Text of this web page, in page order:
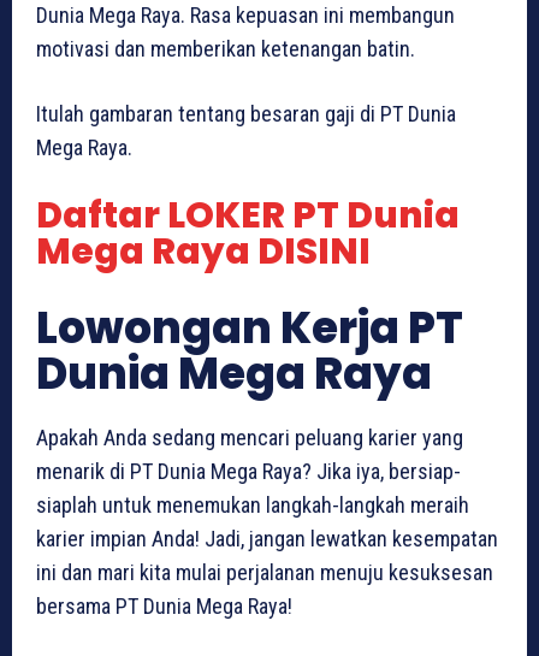
Dunia Mega Raya. Rasa kepuasan ini membangun
motivasi dan memberikan ketenangan batin.
Itulah gambaran tentang besaran gaji di PT Dunia
Mega Raya.
Daftar LOKER PT Dunia
Mega Raya DISINI
Lowongan Kerja PT
Dunia Mega Raya
Apakah Anda sedang mencari peluang karier yang
menarik di PT Dunia Mega Raya? Jika iya, bersiap-
siaplah untuk menemukan langkah-langkah meraih
karier impian Anda! Jadi, jangan lewatkan kesempatan
ini dan mari kita mulai perjalanan menuju kesuksesan
bersama PT Dunia Mega Raya!